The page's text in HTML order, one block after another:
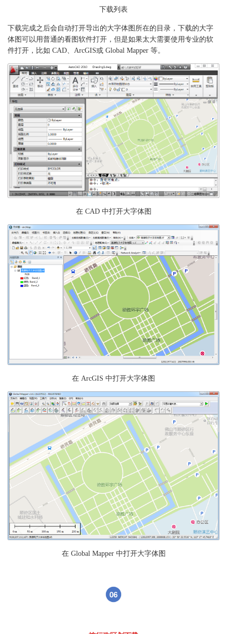
下载列表
下载完成之后会自动打开导出的大字体图所在的目录，下载的大字
体图可以用普通的看图软件打开，但是如果太大需要使用专业的软
件打开，比如 CAD、ArcGIS或 Global Mapper 等。
在 CAD 中打开大字体图
在 ArcGIS 中打开大字体图
在 Global Mapper 中打开大字体图
06